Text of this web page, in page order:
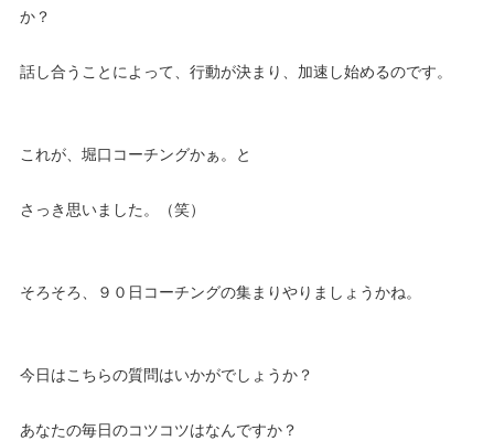
か？
話し合うことによって、行動が決まり、加速し始めるのです。
これが、堀口コーチングかぁ。と
さっき思いました。（笑）
そろそろ、９０日コーチングの集まりやりましょうかね。
今日はこちらの質問はいかがでしょうか？
あなたの毎日のコツコツはなんですか？